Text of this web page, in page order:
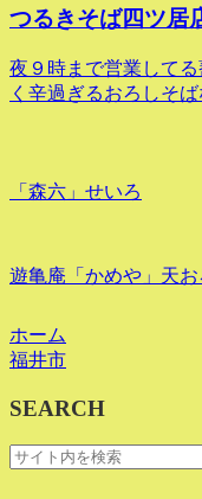
つるきそば四ツ居
夜９時まで営業して
く辛過ぎるおろしそ
「森六」せいろ
遊亀庵「かめや」天お
ホーム
福井市
SEARCH